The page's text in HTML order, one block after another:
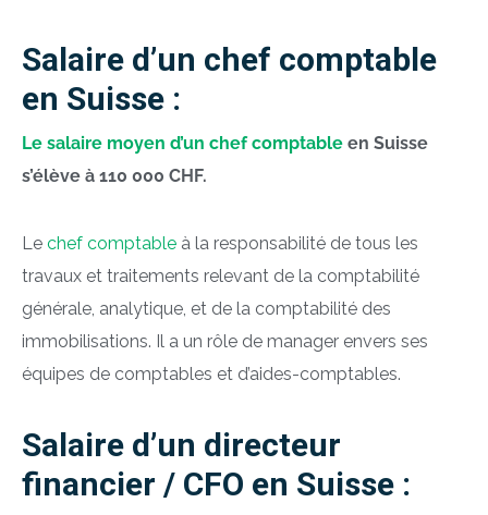
Salaire d’un chef comptable
en Suisse :
Le salaire moyen d’un chef comptable en Suisse
s’élève à 110 000 CHF.
Le chef comptable à la responsabilité de tous les
travaux et traitements relevant de la comptabilité
générale, analytique, et de la comptabilité des
immobilisations. Il a un rôle de manager envers ses
équipes de comptables et d’aides-comptables.
Salaire d’un directeur
financier / CFO en Suisse :